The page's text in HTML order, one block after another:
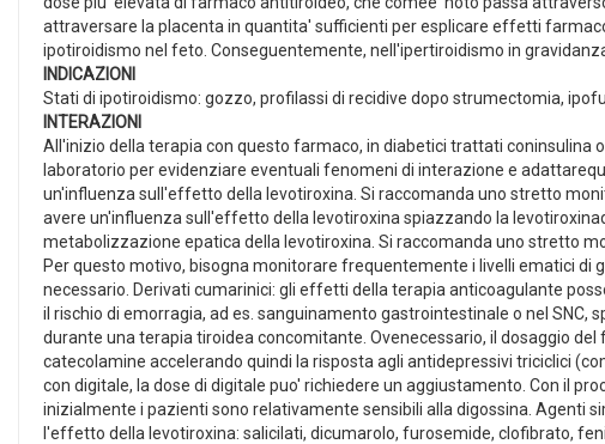
attraversare la placenta in quantita' sufficienti per esplicare effetti
ipotiroidismo nel feto. Conseguentemente, nell'ipertiroidismo in
INDICAZIONI
Stati di ipotiroidismo: gozzo, profilassi di recidive dopo strumectomia,
INTERAZIONI
All'inizio della terapia con questo farmaco, in diabetici trattati
laboratorio per evidenziare eventuali fenomeni di interazione e
un'influenza sull'effetto della levotiroxina. Si raccomanda uno stretto
avere un'influenza sull'effetto della levotiroxina spiazzando la
metabolizzazione epatica della levotiroxina. Si raccomanda uno stretto
Per questo motivo, bisogna monitorare frequentemente i livelli ematici di
necessario. Derivati cumarinici: gli effetti della terapia anticoagulante
il rischio di emorragia, ad es. sanguinamento gastrointestinale o nel
durante una terapia tiroidea concomitante. Ovenecessario, il dosaggio
catecolamine accelerando quindi la risposta agli antidepressivi triciclici
con digitale, la dose di digitale puo' richiedere un aggiustamento. Con il
inizialmente i pazienti sono relativamente sensibili alla digossina.
l'effetto della levotiroxina: salicilati, dicumarolo, furosemide, clofibrato,